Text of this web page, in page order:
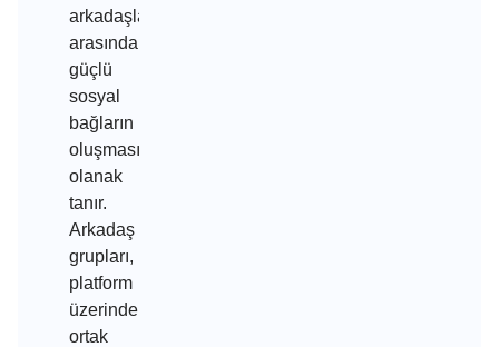
arkadaşlar
arasında
güçlü
sosyal
bağların
oluşmasına
olanak
tanır.
Arkadaş
grupları,
platform
üzerinde
ortak